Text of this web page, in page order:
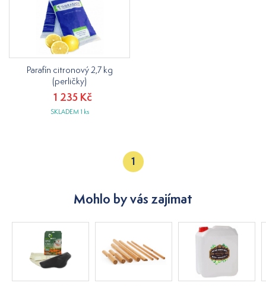
Parafín citronový 2,7 kg
(perličky)
1 235 Kč
SKLADEM 1 ks
1
Mohlo by vás zajímat